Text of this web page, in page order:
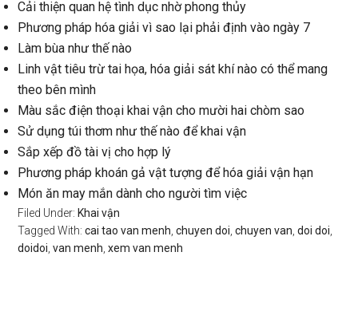
Cải thiện quan hệ tình dục nhờ phong thủy
Phương pháp hóa giải vì sao lại phải định vào ngày 7
Làm bùa như thế nào
Linh vật tiêu trừ tai họa, hóa giải sát khí nào có thể mang
theo bên mình
Màu sắc điện thoại khai vận cho mười hai chòm sao
Sử dụng túi thơm như thế nào để khai vận
Sắp xếp đồ tài vị cho hợp lý
Phương pháp khoán gả vật tượng để hóa giải vận hạn
Món ăn may mắn dành cho người tìm việc
Filed Under: Khai vận
Tagged With:cai tao van menh ,chuyen doi ,chuyen van ,doi doi
doidoi ,van menh ,xem van menh